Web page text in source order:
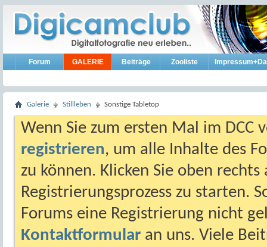
Forum GALERIE Beiträge Zooliste
Galerie Stillleben Sonstige Tabletop
Wenn Sie zum ersten Mal im DCC
registrieren, um alle Inhalte des
zu können. Klicken Sie oben
Registrierungsprozess zu starten.
Forums eine Registrierung nicht
Kontaktformular an uns. Viele